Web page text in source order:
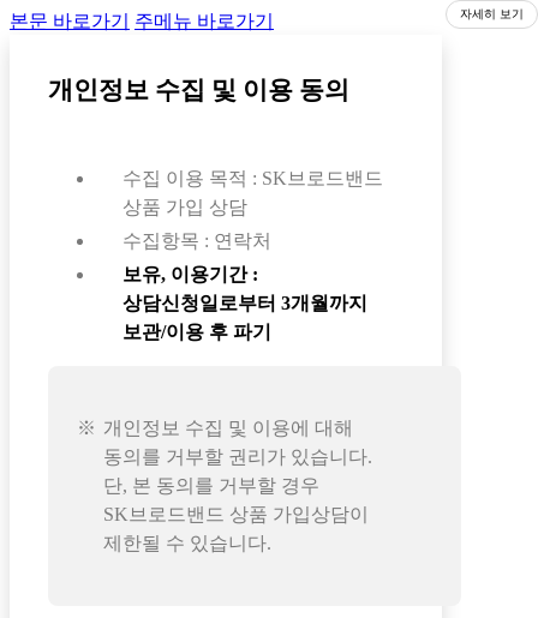
본문 바로가기 주메뉴 바로가기
개인정보 수집 및 이용 동의
수집 이용 목적 : SK브로드밴드
상품 가입 상담
수집항목 : 연락처
보유, 이용기간 :
상담신청일로부터 3개월까지
보관/이용 후 파기
개인정보 수집 및 이용에 대해
동의를 거부할 권리가 있습니다.
단, 본 동의를 거부할 경우
SK브로드밴드 상품 가입상담이
제한될 수 있습니다.
자세히 보기